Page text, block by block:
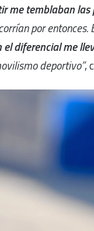
me temblaban las
por entonces.
diferencial me
deportivo”,